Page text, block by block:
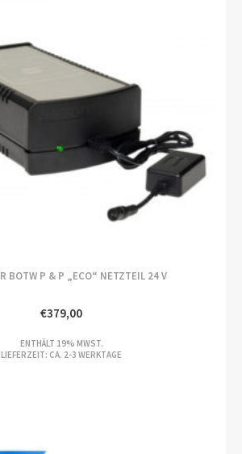
BOTW P & P „ECO“ NETZTEIL 24 V
€379,00
ENTHÄLT 19% MWST.
LIEFERZEIT: CA. 2-3 WERKTAGE